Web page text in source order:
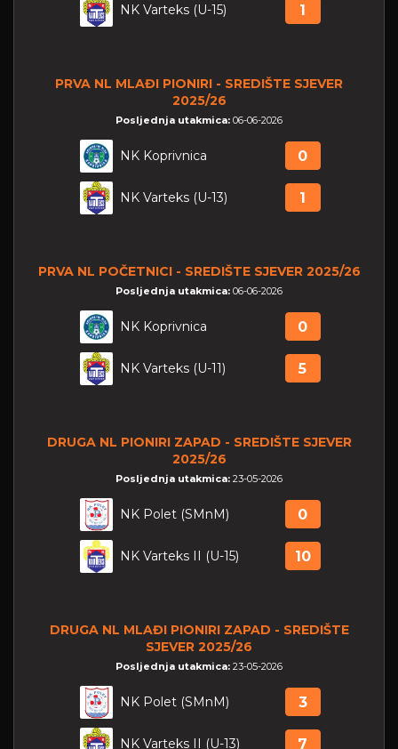
NK Varteks (U-15) 1
PRVA NL MLAĐI PIONIRI - SREDIŠTE SJEVER
2025/26
Posljednja utakmica: 06-06-2026
NK Koprivnica 0
NK Varteks (U-13) 1
PRVA NL POČETNICI - SREDIŠTE SJEVER 2025/26
Posljednja utakmica: 06-06-2026
NK Koprivnica 0
NK Varteks (U-11) 5
DRUGA NL PIONIRI ZAPAD - SREDIŠTE SJEVER
2025/26
Posljednja utakmica: 23-05-2026
NK Polet (SMnM) 0
NK Varteks II (U-15) 10
DRUGA NL MLAĐI PIONIRI ZAPAD - SREDIŠTE
SJEVER 2025/26
Posljednja utakmica: 23-05-2026
NK Polet (SMnM) 3
NK Varteks II (U-13) 7